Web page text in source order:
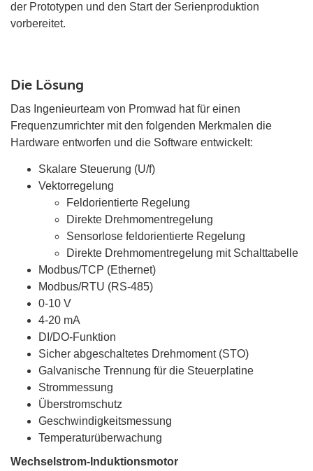
der Prototypen und den Start der Serienproduktion
vorbereitet.
Die Lösung
Das Ingenieurteam von Promwad hat für einen
Frequenzumrichter mit den folgenden Merkmalen die
Hardware entworfen und die Software entwickelt:
Skalare Steuerung (U/f)
Vektorregelung
Feldorientierte Regelung
Direkte Drehmomentregelung
Sensorlose feldorientierte Regelung
Direkte Drehmomentregelung mit Schalttabelle
Modbus/TCP (Ethernet)
Modbus/RTU (RS-485)
0-10 V
4-20 mA
DI/DO-Funktion
Sicher abgeschaltetes Drehmoment (STO)
Galvanische Trennung für die Steuerplatine
Strommessung
Überstromschutz
Geschwindigkeitsmessung
Temperaturüberwachung
Wechselstrom-Induktionsmotor